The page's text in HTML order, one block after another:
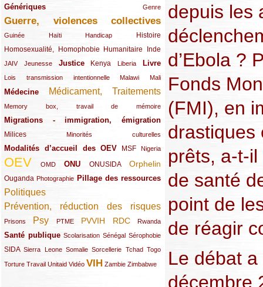
Génériques
(59/289) Genre
(22/289)
Guerre, violences collectives
(149/289)
Guinée
(12/289) Haïti
(15/289) Handicap
(10/289) Histoire
(49/289)
Homosexualité, Homophobie
(44/289) Humanitaire
(47/289) Inde
(34/289)
JAIV
(10/289)Jeunesse
(21/289) Justice
(65/289) Kenya
(35/289) Liberia
(25/289) Livre
(62/289)
Lois transmission intentionnelle
(24/289) Malawi
(11/289) Mali
(21/289)
Médecine
(62/289) Médicament, Traitements
(142/289)
Memory box, travail de mémoire
(11/289)
Migrations - immigration, émigration
(67/289)
Milices
(34/289) Minorités culturelles
(15/289)
Modalités d’accueil des OEV
(58/289) MSF
(54/289) Nigeria
(27/289)
OEV
(269/289) OMD
(26/289) ONU
(58/289) ONUSIDA
(44/289) Orphelin
(112/289)
Ouganda
(29/289) Photographie
(27/289) Pillage des ressources
(77/289)
Politiques
(120/289)
Prévention, réduction des risques
(131/289)
Prisons
(22/289) Psy
(119/289) PTME
(12/289) PVVIH
(111/289) RDC
(104/289) Rwanda
(23/289)
Santé publique
(59/289) Scolarisation
(9/289) Sénégal
(13/289) Sérophobie
(19/289)
SIDA
(29/289)Sierra Leone
(13/289) Somalie
(12/289) Sorcellerie
(19/289) Tchad
(10/289) Togo
(15/289)
Torture
(17/289)Travail
(21/289) Unitaid
(26/289) Vidéo
(23/289) VIH
(154/289) Zambie
(12/289) Zimbabwe
(21/289)
depuis les
d’Ebola ?
Fonds
(FMI), en
drastiques
prêts, a-t-
de santé
point de
de réagir
Le débat
décembre